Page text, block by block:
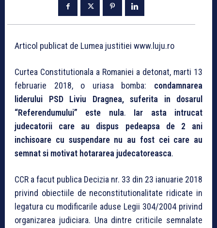
Articol publicat de Lumea justitiei www.luju.ro
Curtea Constitutionala a Romaniei a detonat, marti 13
februarie 2018, o uriasa bomba: condamnarea
liderului PSD Liviu Dragnea, suferita in dosarul
“Referendumului” este nula. Iar asta intrucat
judecatorii care au dispus pedeapsa de 2 ani
inchisoare cu suspendare nu au fost cei care au
semnat si motivat hotararea judecatoreasca.
CCR a facut publica Decizia nr. 33 din 23 ianuarie 2018
privind obiectiile de neconstitutionalitate ridicate in
legatura cu modificarile aduse Legii 304/2004 privind
organizarea judiciara. Una dintre criticile semnalate